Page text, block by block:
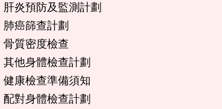
肝炎預防及監測計劃
肺癌篩查計劃
骨質密度檢查
其他身體檢查計劃
健康檢查準備須知
配對身體檢查計劃